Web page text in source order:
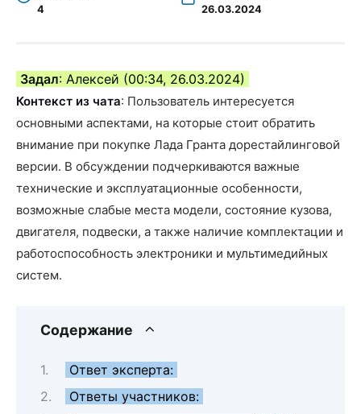
4 26.03.2024
Задал: Алексей (00:34, 26.03.2024)
Контекст из чата: Пользователь интересуется
основными аспектами, на которые стоит обратить
внимание при покупке Лада Гранта дорестайлинговой
версии. В обсуждении подчеркиваются важные
технические и эксплуатационные особенности,
возможные слабые места модели, состояние кузова,
двигателя, подвески, а также наличие комплектации и
работоспособность электроники и мультимедийных
систем.
Содержание
Ответ эксперта:
Ответы участников: